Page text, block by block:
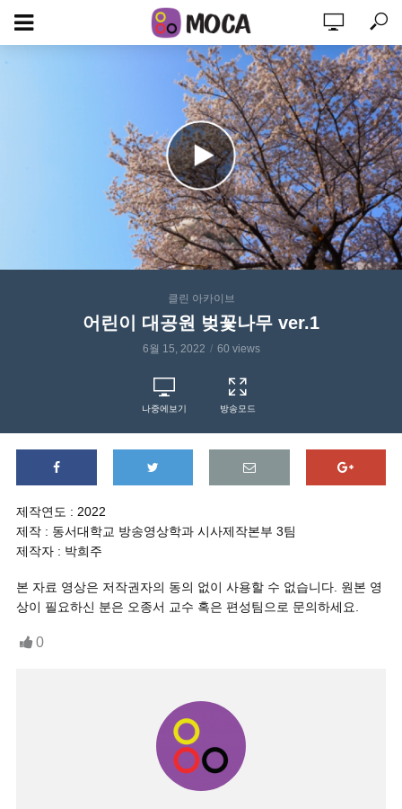
클린 아카이브
어린이 대공원 벚꽃나무 ver.1
6월 15, 2022 60 views
나중에보기 방송모드
제작연도 : 2022
제작 : 동서대학교 방송영상학과 시사제작본부 3팀
제작자 : 박희주
본 자료 영상은 저작권자의 동의 없이 사용할 수 없습니다. 원본 영
상이 필요하신 분은 오종서 교수 혹은 편성팀으로 문의하세요.
0